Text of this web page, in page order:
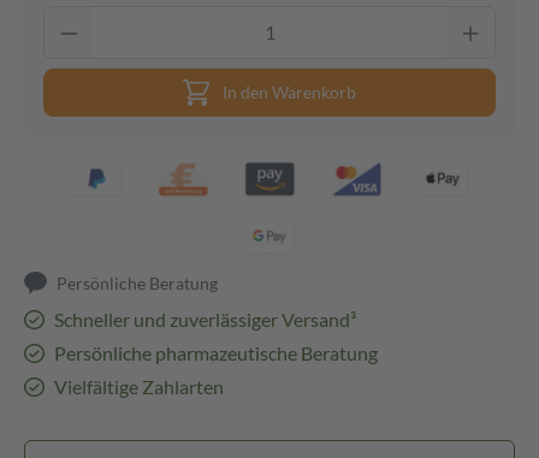
In den Warenkorb
Persönliche Beratung
Schneller und zuverlässiger Versand³
Persönliche pharmazeutische Beratung
Vielfältige Zahlarten